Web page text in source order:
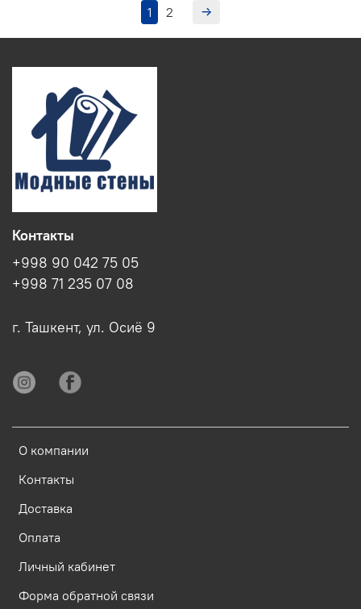
1 2
О компании
Контакты
Доставка
Оплата
Личный кабинет
Форма обратной связи
Контакты
+998 90 042 75 05
+998 71 235 07 08
г. Ташкент, ул. Осиё 9